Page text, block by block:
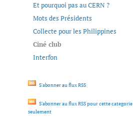
Et pourquoi pas au CERN ?
Mots des Présidents
Collecte pour les Philippines
Ciné club
Interfon
S'abonner au flux RSS
S'abonner au flux RSS pour cette categorie
seulement